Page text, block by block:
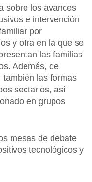
sobre los avances
e intervención
por
y otra en la que se
las familias
Además, de
también las formas
sectarios, así
en grupos
mesas de debate
tecnológicos y